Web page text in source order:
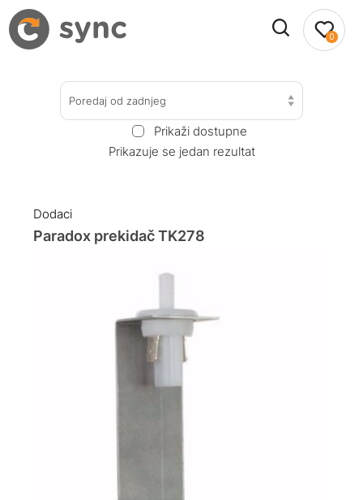
0
Poredaj od zadnjeg
Prikaži dostupne
Prikazuje se jedan rezultat
Dodaci
Paradox prekidač TK278